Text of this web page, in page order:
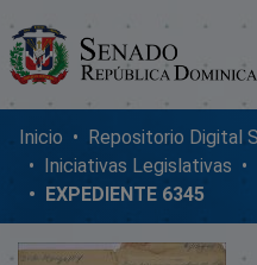
Comunidades
Glosario
Nosotros
Inicio
Iniciativas Legislativas
EXPEDIENTE 6345